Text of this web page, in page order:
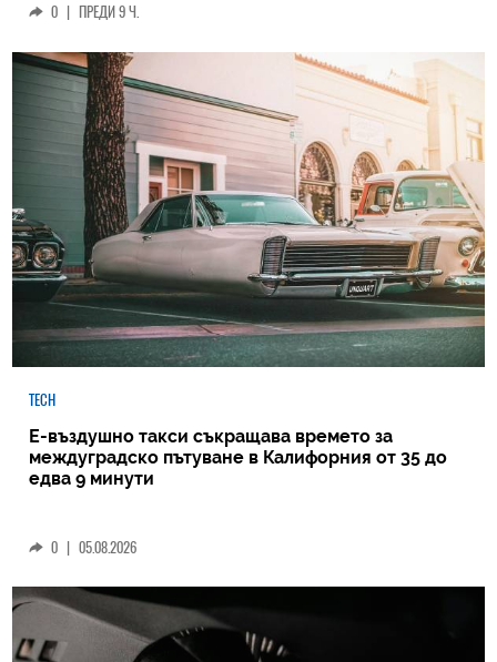
0 | ПРЕДИ 9 Ч.
TECH
Е-въздушно такси съкращава времето за
междуградско пътуване в Калифорния от 35 до
едва 9 минути
0 | 05.08.2026